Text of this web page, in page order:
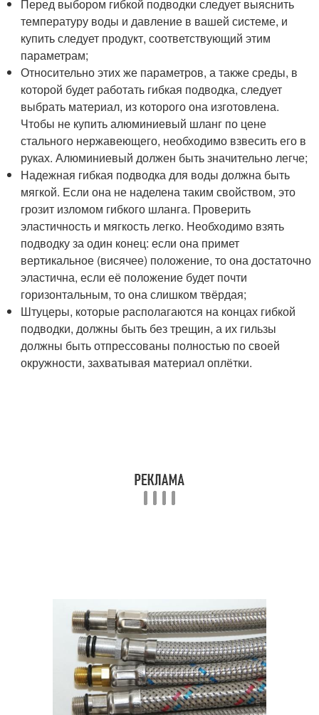
Перед выбором гибкой подводки следует выяснить
температуру воды и давление в вашей системе, и
купить следует продукт, соответствующий этим
параметрам;
Относительно этих же параметров, а также среды, в
которой будет работать гибкая подводка, следует
выбрать материал, из которого она изготовлена.
Чтобы не купить алюминиевый шланг по цене
стального нержавеющего, необходимо взвесить его в
руках. Алюминиевый должен быть значительно легче;
Надежная гибкая подводка для воды должна быть
мягкой. Если она не наделена таким свойством, это
грозит изломом гибкого шланга. Проверить
эластичность и мягкость легко. Необходимо взять
подводку за один конец: если она примет
вертикальное (висячее) положение, то она достаточно
эластична, если её положение будет почти
горизонтальным, то она слишком твёрдая;
Штуцеры, которые располагаются на концах гибкой
подводки, должны быть без трещин, а их гильзы
должны быть отпрессованы полностью по своей
окружности, захватывая материал оплётки.